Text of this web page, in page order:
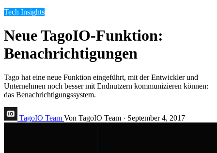
Tech Insights
Neue TagoIO-Funktion:
Benachrichtigungen
Tago hat eine neue Funktion eingeführt, mit der Entwickler und
Unternehmen noch besser mit Endnutzern kommunizieren können:
das Benachrichtigungssystem.
TagoIO Team Von TagoIO Team · September 4, 2017